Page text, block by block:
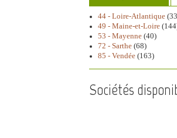
44 - Loire-Atlantique
49 - Maine-et-Loire
53 - Mayenne (40)
72 - Sarthe (68)
85 - Vendée (163)
Sociétés